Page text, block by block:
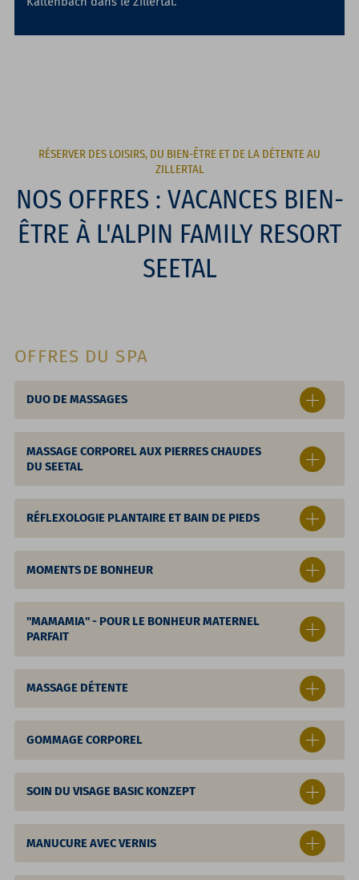
RÉSERVER DES LOISIRS, DU BIEN-ÊTRE ET DE LA DÉTENTE AU
ZILLERTAL
NOS OFFRES : VACANCES BIEN-
ÊTRE À L'ALPIN FAMILY RESORT
SEETAL
OFFRES DU SPA
DUO DE MASSAGES
MASSAGE CORPOREL AUX PIERRES CHAUDES
DU SEETAL
RÉFLEXOLOGIE PLANTAIRE ET BAIN DE PIEDS
MOMENTS DE BONHEUR
"MAMAMIA" - POUR LE BONHEUR MATERNEL
PARFAIT
MASSAGE DÉTENTE
GOMMAGE CORPOREL
SOIN DU VISAGE BASIC KONZEPT
MANUCURE AVEC VERNIS